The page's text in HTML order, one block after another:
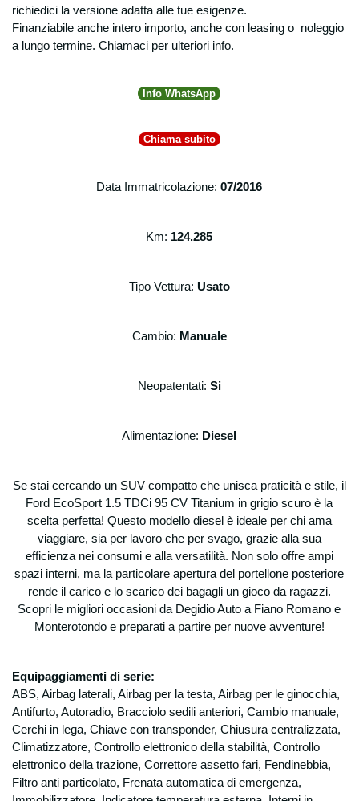
richiedici la versione adatta alle tue esigenze.
Finanziabile anche intero importo, anche con leasing o noleggio
a lungo termine. Chiamaci per ulteriori info.
Info WhatsApp
Chiama subito
Data Immatricolazione: 07/2016
Km: 124.285
Tipo Vettura: Usato
Cambio: Manuale
Neopatentati: Si
Alimentazione: Diesel
Se stai cercando un SUV compatto che unisca praticità e stile, il
Ford EcoSport 1.5 TDCi 95 CV Titanium in grigio scuro è la
scelta perfetta! Questo modello diesel è ideale per chi ama
viaggiare, sia per lavoro che per svago, grazie alla sua
efficienza nei consumi e alla versatilità. Non solo offre ampi
spazi interni, ma la particolare apertura del portellone posteriore
rende il carico e lo scarico dei bagagli un gioco da ragazzi.
Scopri le migliori occasioni da Degidio Auto a Fiano Romano e
Monterotondo e preparati a partire per nuove avventure!
Equipaggiamenti di serie:
ABS, Airbag laterali, Airbag per la testa, Airbag per le ginocchia,
Antifurto, Autoradio, Bracciolo sedili anteriori, Cambio manuale,
Cerchi in lega, Chiave con transponder, Chiusura centralizzata,
Climatizzatore, Controllo elettronico della stabilità, Controllo
elettronico della trazione, Correttore assetto fari, Fendinebbia,
Filtro anti particolato, Frenata automatica di emergenza,